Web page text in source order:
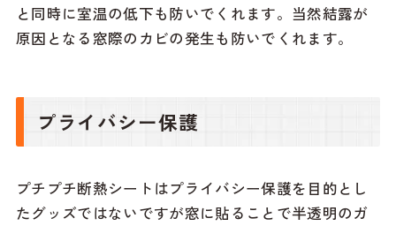
と同時に室温の低下も防いでくれます。当然結露が
原因となる窓際のカビの発生も防いでくれます。
プライバシー保護
プチプチ断熱シートはプライバシー保護を目的とし
たグッズではないですが窓に貼ることで半透明のガ